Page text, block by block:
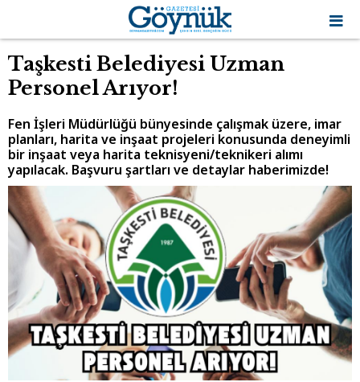
Taşkesti Belediyesi Uzman
Personel Arıyor!
Fen İşleri Müdürlüğü bünyesinde çalışmak üzere, imar
planları, harita ve inşaat projeleri konusunda deneyimli
bir inşaat veya harita teknisyeni/teknikeri alımı
yapılacak. Başvuru şartları ve detaylar haberimizde!